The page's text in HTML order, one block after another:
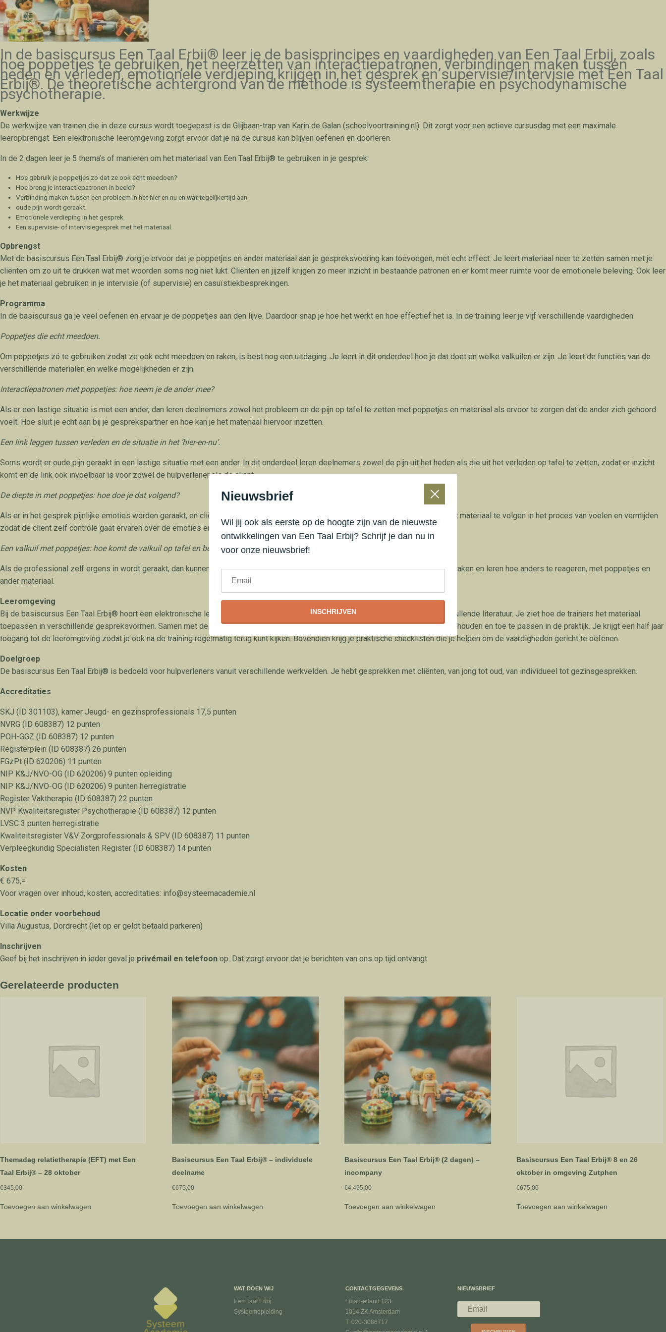
In de basiscursus Een Taal Erbij® leer je de basisprincipes en vaardigheden van Een Taal Erbij, zoals
hoe poppetjes te gebruiken, het neerzetten van interactiepatronen, verbindingen maken tussen
heden en verleden, emotionele verdieping krijgen in het gesprek en supervisie/intervisie met Een Taal
Erbij®. De theoretische achtergrond van de methode is systeemtherapie en psychodynamische
psychotherapie.
Werkwijze
De werkwijze van trainen die in deze cursus wordt toegepast is de Glijbaan-trap van Karin de Galan (schoolvoortraining.nl). Dit zorgt voor een actieve cursusdag met een maximale
leeropbrengst. Een elektronische leeromgeving zorgt ervoor dat je na de cursus kan blijven oefenen en doorleren.
In de 2 dagen leer je 5 thema’s of manieren om het materiaal van Een Taal Erbij® te gebruiken in je gesprek:
Hoe gebruik je poppetjes zo dat ze ook echt meedoen?
Hoe breng je interactiepatronen in beeld?
Verbinding maken tussen een probleem in het hier en nu en wat tegelijkertijd aan
oude pijn wordt geraakt.
Emotionele verdieping in het gesprek.
Een supervisie- of intervisiegesprek met het materiaal.
Opbrengst
Met de basiscursus Een Taal Erbij® zorg je ervoor dat je poppetjes en ander materiaal aan je gespreksvoering kan toevoegen, met echt effect. Je leert materiaal neer te zetten samen met je
cliënten om zo uit te drukken wat met woorden soms nog niet lukt. Cliënten en jijzelf krijgen zo meer inzicht in bestaande patronen en er komt meer ruimte voor de emotionele beleving. Ook leer
je het materiaal gebruiken in je intervisie (of supervisie) en casuïstiekbesprekingen.
Programma
In de basiscursus ga je veel oefenen en ervaar je de poppetjes aan den lijve. Daardoor snap je hoe het werkt en hoe effectief het is. In de training leer je vijf verschillende vaardigheden.
Poppetjes die echt meedoen.
Om poppetjes zó te gebruiken zodat ze ook echt meedoen en raken, is best nog een uitdaging. Je leert in dit onderdeel hoe je dat doet en welke valkuilen er zijn. Je leert de functies van de
verschillende materialen en welke mogelijkheden er zijn.
Interactiepatronen met poppetjes: hoe neem je de ander mee?
Als er een lastige situatie is met een ander, dan leren deelnemers zowel het probleem en de pijn op tafel te zetten met poppetjes en materiaal als ervoor te zorgen dat de ander zich gehoord
voelt. Hoe sluit je echt aan bij je gesprekspartner en hoe kan je het materiaal hiervoor inzetten.
Een link leggen tussen verleden en de situatie in het ‘hier-en-nu’.
Soms wordt er oude pijn geraakt in een lastige situatie met een ander. In dit onderdeel leren deelnemers zowel de pijn uit het heden als die uit het verleden op tafel te zetten, zodat er inzicht
komt en de link ook invoelbaar is voor zowel de hulpverlener als de cliënt.
De diepte in met poppetjes: hoe doe je dat volgend?
Als er in het gesprek pijnlijke emoties worden geraakt, en cliënten die liever willen vermijden, dan leren deelnemers de cliënt met het materiaal te volgen in het proces van voelen en vermijden
zodat de cliënt zelf controle gaat ervaren over de emoties en de coping.
Een valkuil met poppetjes: hoe komt de valkuil op tafel en bereik je inzicht bij de ander?
Als de professional zelf ergens in wordt geraakt, dan kunnen deelnemers een collega of een supervisant helpen uit die valkuil te geraken en leren hoe anders te reageren, met poppetjes en
ander materiaal.
Leeromgeving
Bij de basiscursus Een Taal Erbij® hoort een elektronische leeromgeving met achtergrond, uitlegfilmpjes, voorbeeldfilmpjes en aanvullende literatuur. Je ziet hoe de trainers het materiaal
toepassen in verschillende gespreksvormen. Samen met de cursus maakt de leeromgeving het makkelijker om het geleerde vast te houden en toe te passen in de praktijk. Je krijgt een half jaar
toegang tot de leeromgeving zodat je ook na de training regelmatig terug kunt kijken. Bovendien krijg je praktische checklisten die je helpen om de vaardigheden gericht te oefenen.
Doelgroep
De basiscursus Een Taal Erbij® is bedoeld voor hulpverleners vanuit verschillende werkvelden. Je hebt gesprekken met cliënten, van jong tot oud, van individueel tot gezinsgesprekken.
Accreditaties
SKJ (ID 301103), kamer Jeugd- en gezinsprofessionals 17,5 punten
NVRG (ID 608387) 12 punten
POH-GGZ (ID 608387) 12 punten
Registerplein (ID 608387) 26 punten
FGzPt (ID 620206) 11 punten
NIP K&J/NVO-OG (ID 620206) 9 punten opleiding
NIP K&J/NVO-OG (ID 620206) 9 punten herregistratie
Register Vaktherapie (ID 608387) 22 punten
NVP Kwaliteitsregister Psychotherapie (ID 608387) 12 punten
LVSC 3 punten herregistratie
Kwaliteitsregister V&V Zorgprofessionals & SPV (ID 608387) 11 punten
Verpleegkundig Specialisten Register (ID 608387) 14 punten
Kosten
€ 675,=
Voor vragen over inhoud, kosten, accreditaties: info@systeemacademie.nl
Locatie onder voorbehoud
Villa Augustus, Dordrecht (let op er geldt betaald parkeren)
Inschrijven
Geef bij het inschrijven in ieder geval je privémail en telefoon op. Dat zorgt ervoor dat je berichten van ons op tijd ontvangt.
Gerelateerde producten
Themadag relatietherapie (EFT) met Een
Taal Erbij® – 28 oktober
€345,00
Toevoegen aan winkelwagen
Basiscursus Een Taal Erbij® – individuele
deelname
€675,00
Toevoegen aan winkelwagen
Basiscursus Een Taal Erbij® (2 dagen) –
incompany
€4.495,00
Toevoegen aan winkelwagen
Basiscursus Een Taal Erbij® 8 en 26
oktober in omgeving Zutphen
€675,00
Toevoegen aan winkelwagen
Nieuwsbrief
Wil jij ook als eerste op de hoogte zijn van de nieuwste
ontwikkelingen van Een Taal Erbij? Schrijf je dan nu in
voor onze nieuwsbrief!
INSCHRIJVEN
WAT DOEN WIJ
Een Taal Erbij
Systeemopleiding
CONTACTGEGEVENS
Libau-eiland 123
1014 ZK Amsterdam
T: 020-3086717
NIEUWSBRIEF